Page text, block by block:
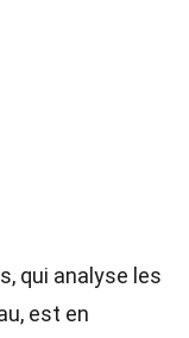
qui analyse les
est en